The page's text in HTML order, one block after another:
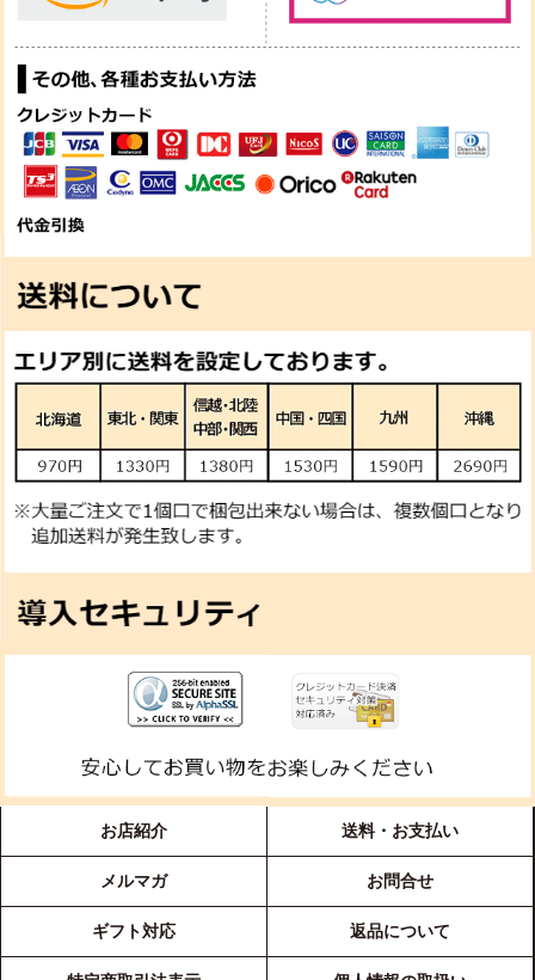
お店紹介 送料・お支払い
メルマガ お問合せ
ギフト対応 返品について